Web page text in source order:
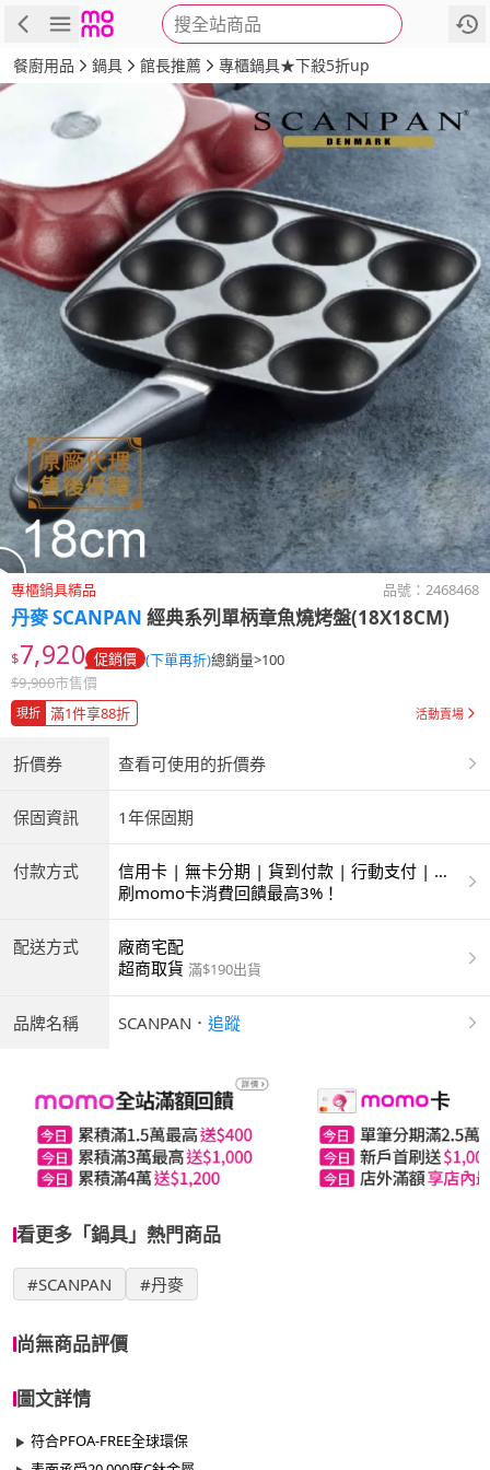
搜全站商品
商品 評價 詳情
餐廚用品 鍋具 館長推薦 專櫃鍋具★下殺5折up
專櫃鍋具精品 品號： 2468468
丹麥 SCANPAN 經典系列單柄章魚燒烤盤(18X18CM)
$7,920 促銷價 (下單再折)總銷量>100
$9,900市售價
現折 滿1件享88折 活動賣場
折價券 查看可使用的折價券
保固資訊 1年保固期
付款方式
信用卡 | 無卡分期 | 貨到付款 | 行動支付 | 超
商付款 | 銀聯卡
刷momo卡消費回饋最高3%！
配送方式
廠商宅配
超商取貨 滿$190出貨
品牌名稱 SCANPAN ． 追蹤
看更多「鍋具」熱門商品
#SCANPAN #丹麥
尚無商品評價
圖文詳情
符合PFOA-FREE全球環保